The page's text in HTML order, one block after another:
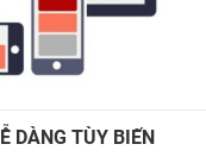
DÀNG TÙY BIẾN